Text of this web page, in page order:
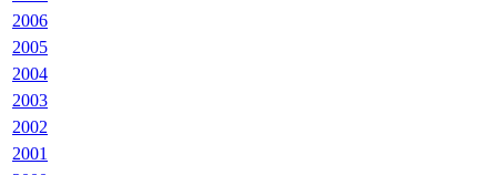
2006
2005
2004
2003
2002
2001